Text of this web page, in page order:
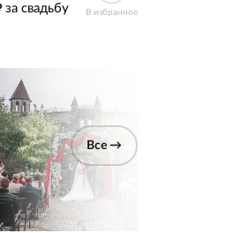
за свадьбу В избранное
Все →